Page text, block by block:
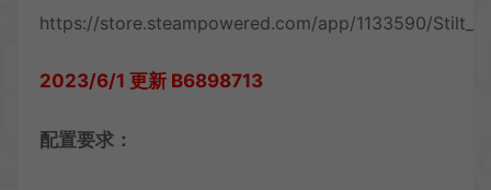
https://store.steampowered.com/app/1133590/
2023/6/1 更新 B6898713
配置要求：